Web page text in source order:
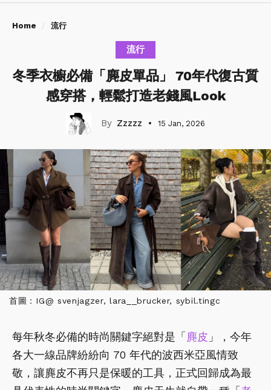
Home 流行
流行
冬季衣櫥必備「麂皮單品」 70年代復古質
感穿搭，輕鬆打造老錢風Look
Zzzzz 15 Jan, 2026
首圖：IG@ svenjagzer, lara__brucker, sybil.tingc
每年秋冬必備的時尚關鍵字絕對是「 麂皮 」，今年
各大一線品牌紛紛向 70 年代的波西米亞風情致
敬，讓麂皮不再只是保暖的工具，正式回歸成為最